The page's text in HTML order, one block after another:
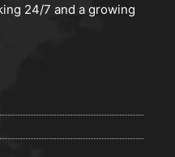
24/7 and a growing